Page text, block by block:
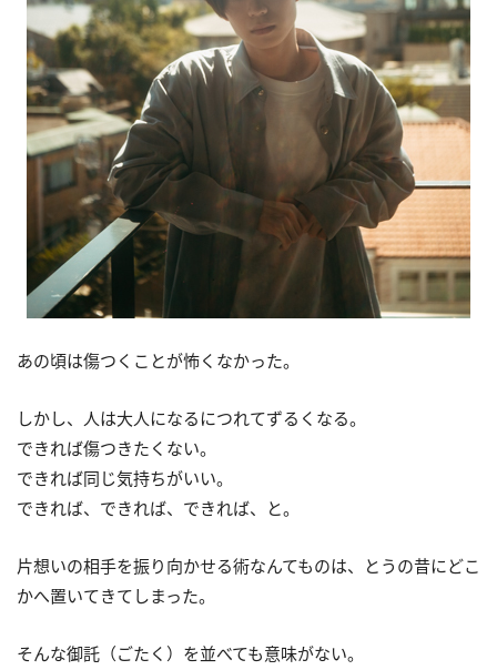
あの頃は傷つくことが怖くなかった。
しかし、人は大人になるにつれてずるくなる。
できれば傷つきたくない。
できれば同じ気持ちがいい。
できれば、できれば、できれば、と。
片想いの相手を振り向かせる術なんてものは、とうの昔にどこ
かへ置いてきてしまった。
そんな御託（ごたく）を並べても意味がない。